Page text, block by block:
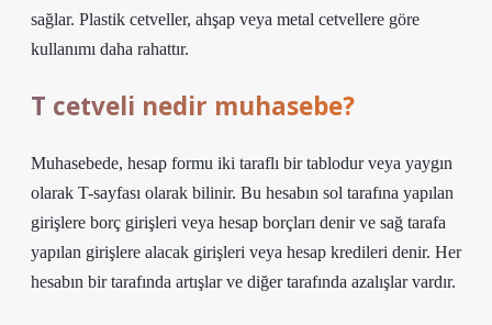
sağlar. Plastik cetveller, ahşap veya metal cetvellere göre
kullanımı daha rahattır.
T cetveli nedir muhasebe?
Muhasebede, hesap formu iki taraflı bir tablodur veya yaygın
olarak T-sayfası olarak bilinir. Bu hesabın sol tarafına yapılan
girişlere borç girişleri veya hesap borçları denir ve sağ tarafa
yapılan girişlere alacak girişleri veya hesap kredileri denir. Her
hesabın bir tarafında artışlar ve diğer tarafında azalışlar vardır.